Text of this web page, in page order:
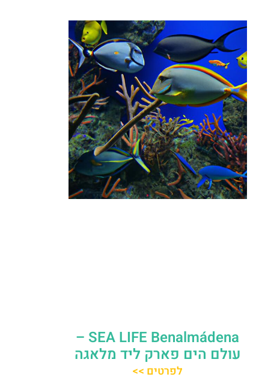
SEA LIFE Benalmádena –
עולם הים פארק ליד מלאגה
לפרטים >>